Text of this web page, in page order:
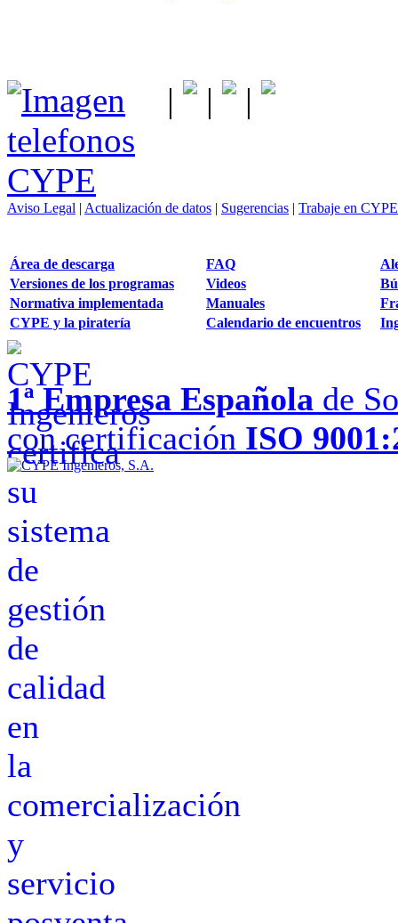
| | |
Aviso Legal | Actualización de datos | Sugerencias | Trabaje en CYPE
Área de descarga
Versiones de los programas
Normativa implementada
CYPE y la piratería
FAQ
Videos
Manuales
Calendario de encuentros
1ª Empresa Española de
con certificación ISO